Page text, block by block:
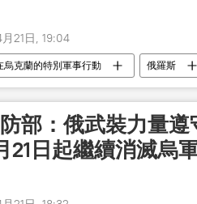
21日, 19:04
烏克蘭的特別軍事行動 俄羅斯
部：俄武裝力量
21日起繼續消滅烏